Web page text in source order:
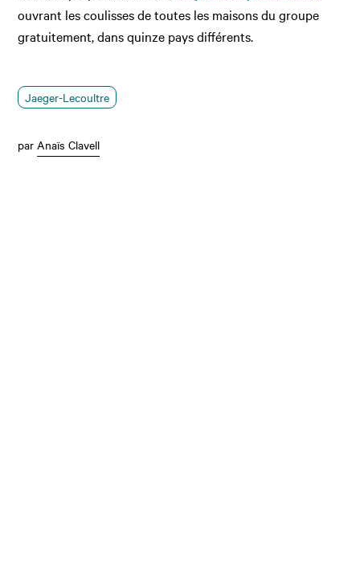
ouvrant les coulisses de toutes les maisons du groupe
gratuitement, dans quinze pays différents.
Jaeger-Lecoultre
parAnaïs Clavell